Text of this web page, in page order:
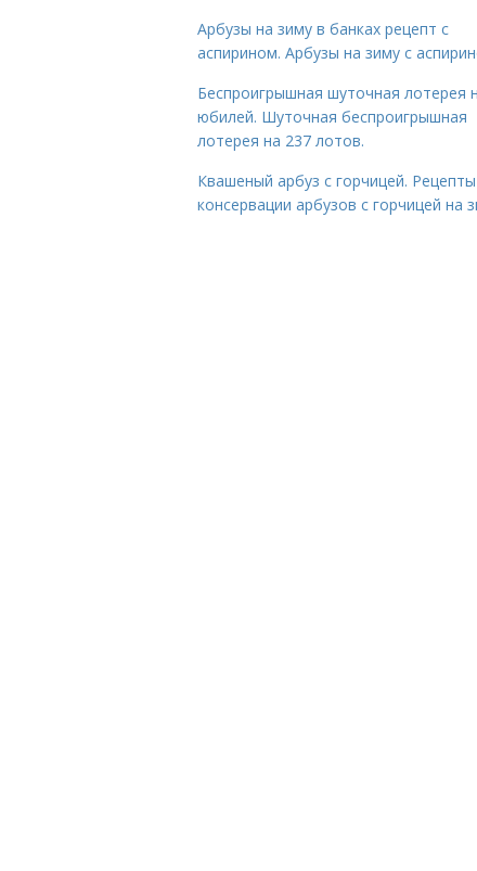
Арбузы на зиму в банках рецепт с
аспирином. Арбузы на зиму с
Беспроигрышная шуточная лотерея
юбилей. Шуточная беспроигрышная
лотерея на 237 лотов.
Квашеный арбуз с горчицей. Рецепты
консервации арбузов с горчицей на